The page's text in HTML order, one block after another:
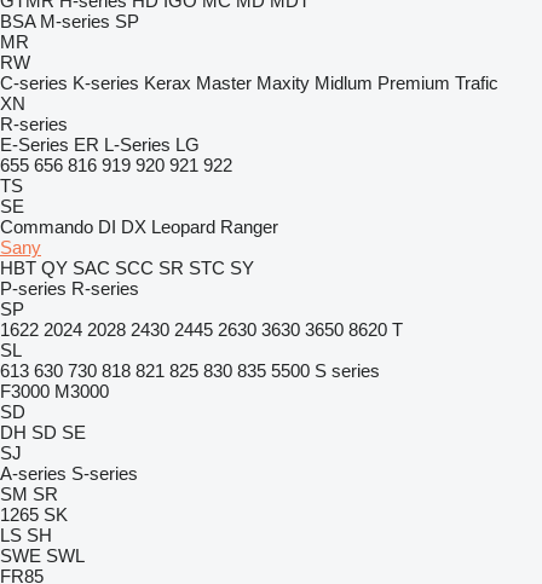
BSA M-series SP
MR
RW
C-series K-series Kerax Master Maxity Midlum Premium Trafic
XN
R-series
E-Series ER L-Series LG
655 656 816 919 920 921 922
TS
SE
Commando DI DX Leopard Ranger
Sany
HBT QY SAC SCC SR STC SY
P-series R-series
SP
1622 2024 2028 2430 2445 2630 3630 3650 8620 T
SL
613 630 730 818 821 825 830 835 5500 S series
F3000 M3000
SD
DH SD SE
SJ
A-series S-series
SM SR
1265 SK
LS SH
SWE SWL
FR85